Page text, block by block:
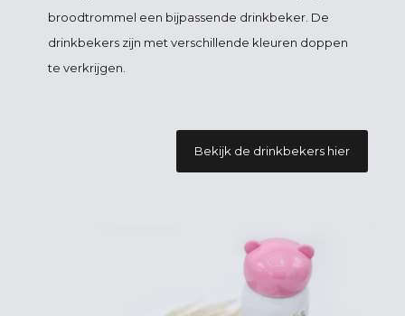
broodtrommel een bijpassende drinkbeker. De
drinkbekers zijn met verschillende kleuren doppen
te verkrijgen.
Bekijk de drinkbekers hier